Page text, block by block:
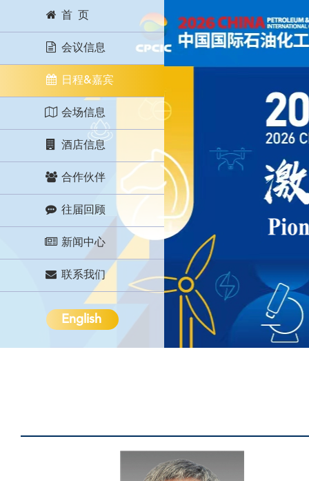
首 页
会议信息
日程&嘉宾
会场信息
酒店信息
合作伙伴
往届回顾
新闻中心
联系我们
English